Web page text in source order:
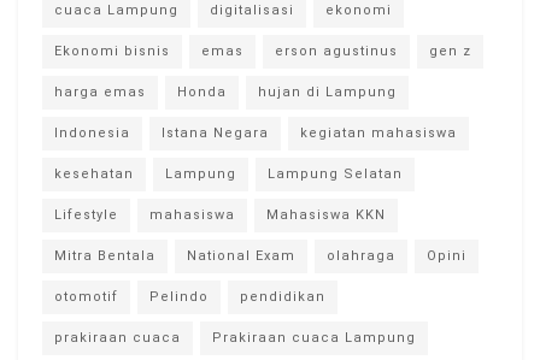
cuaca Lampung digitalisasi ekonomi
Ekonomi bisnis emas erson agustinus gen z
harga emas Honda hujan di Lampung
Indonesia Istana Negara kegiatan mahasiswa
kesehatan Lampung Lampung Selatan
Lifestyle mahasiswa Mahasiswa KKN
Mitra Bentala National Exam olahraga Opini
otomotif Pelindo pendidikan
prakiraan cuaca Prakiraan cuaca Lampung